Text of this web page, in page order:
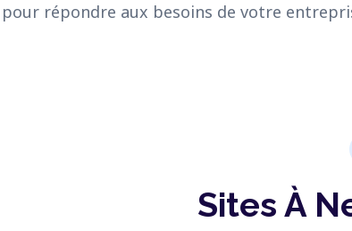
pour répondre aux besoins de votre
Sites À